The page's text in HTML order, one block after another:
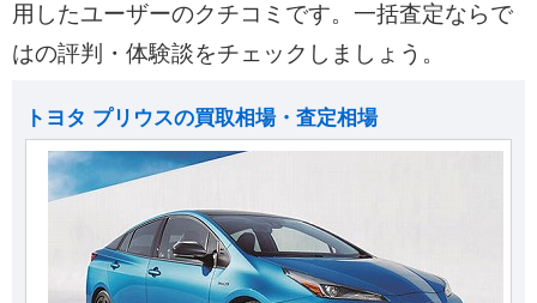
用したユーザーのクチコミです。一括査定ならで
はの評判・体験談をチェックしましょう。
トヨタ プリウスの買取相場・査定相場